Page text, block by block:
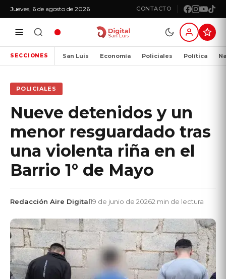
Jueves, 6 de agosto de 2026 CONTACTO
SECCIONES San Luis Economía Policiales Política
POLICIALES
Nueve detenidos y un
menor resguardado tras
una violenta riña en el
Barrio 1° de Mayo
Redacción Aire Digital19 de junio de 20262 min de lectura